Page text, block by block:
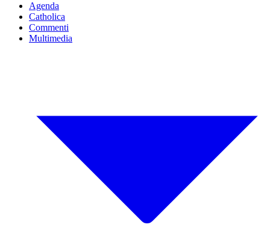
Agenda
Catholica
Commenti
Multimedia